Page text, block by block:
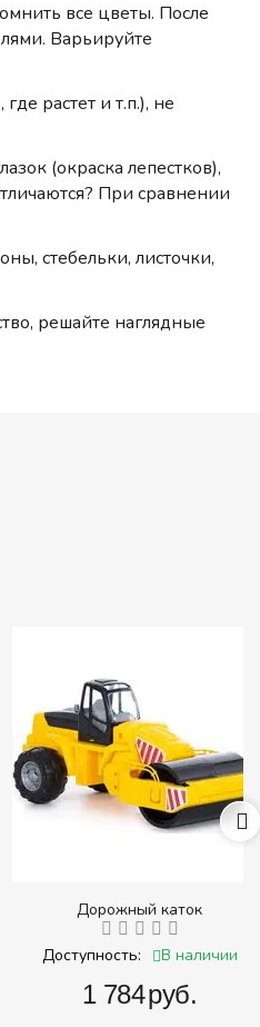
все цветы. После
Варьируйте
растет и т.п.), не
(окраска лепестков),
При сравнении
стебельки, листочки,
решайте наглядные
Дорожный каток
Доступность: В наличии
‍1 784‍ руб.